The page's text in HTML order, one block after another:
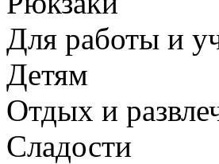
Для работы и
Детям
Отдых и
Сладости